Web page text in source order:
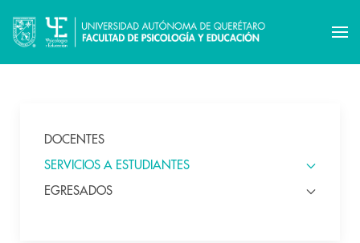
DOCENTES
SERVICIOS A ESTUDIANTES
EGRESADOS